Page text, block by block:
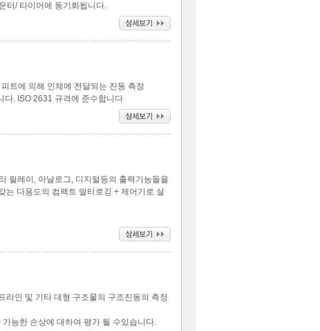
터/ 타이머에 동기화됩니다.
트에 의해 인체에 전달되는 진동 측정
다. ISO 2631 규격에 준수합니다
릴레이, 아날로그, 디지털등의 출력기능들을
는 다용도의 컴팩트 멀티로깅 + 제어기로 설
라인 및 기타 대형 구조물의 구조진동의 측정
능한 손상에 대하여 평가 될 수있습니다.